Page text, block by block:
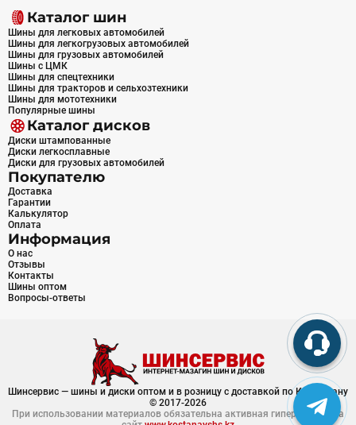
Каталог шин
Шины для легковых автомобилей
Шины для легкогрузовых автомобилей
Шины для грузовых автомобилей
Шины с ЦМК
Шины для спецтехники
Шины для тракторов и сельхозтехники
Шины для мототехники
Популярные шины
Каталог дисков
Диски штампованные
Диски легкосплавные
Диски для грузовых автомобилей
Покупателю
Доставка
Гарантии
Калькулятор
Оплата
Информация
О нас
Отзывы
Контакты
Шины оптом
Вопросы-ответы
Шинсервис — шины и диски оптом и в розницу с доставкой по Казахстану
© 2017-2026
При использовании материалов обязательна активная гиперссылка на